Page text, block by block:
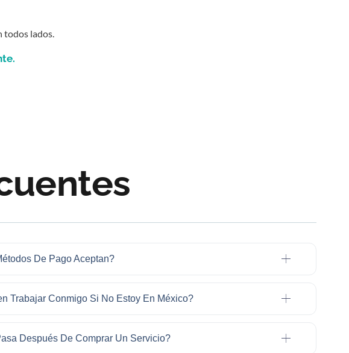
todos lados.
De Pago Aceptan?
Trabajar Conmigo Si No Estoy En México?
Después De Comprar Un Servicio?